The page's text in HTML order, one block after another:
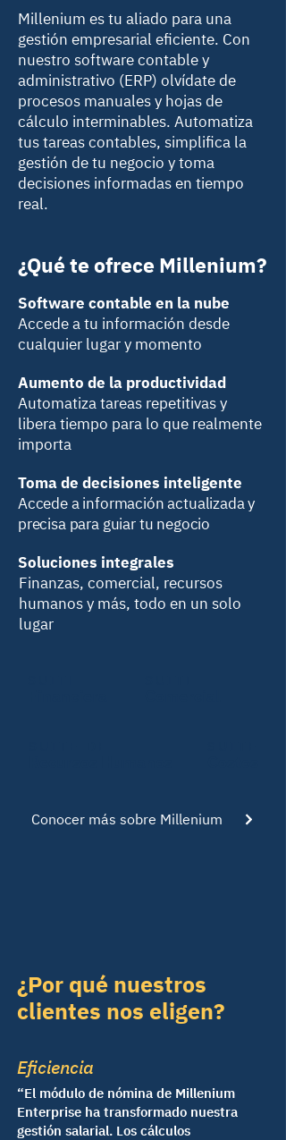
Millenium es tu aliado para una
gestión empresarial eficiente. Con
nuestro software contable y
administrativo (ERP) olvídate de
procesos manuales y hojas de
cálculo interminables. Automatiza
tus tareas contables, simplifica la
gestión de tu negocio y toma
decisiones informadas en tiempo
real.
¿Qué te ofrece Millenium?
Software contable en la nube
Accede a tu información desde
cualquier lugar y momento
Aumento de la productividad
Automatiza tareas repetitivas y
libera tiempo para lo que realmente
importa
Toma de decisiones inteligente
Accede a información actualizada y
precisa para guiar tu negocio
Soluciones integrales
Finanzas, comercial, recursos
humanos y más, todo en un solo
lugar
Conocer más sobre Millenium
¿Por qué nuestros
clientes nos eligen?
Eficiencia
“El módulo de nómina de Millenium
Enterprise ha transformado nuestra
gestión salarial. Los cálculos